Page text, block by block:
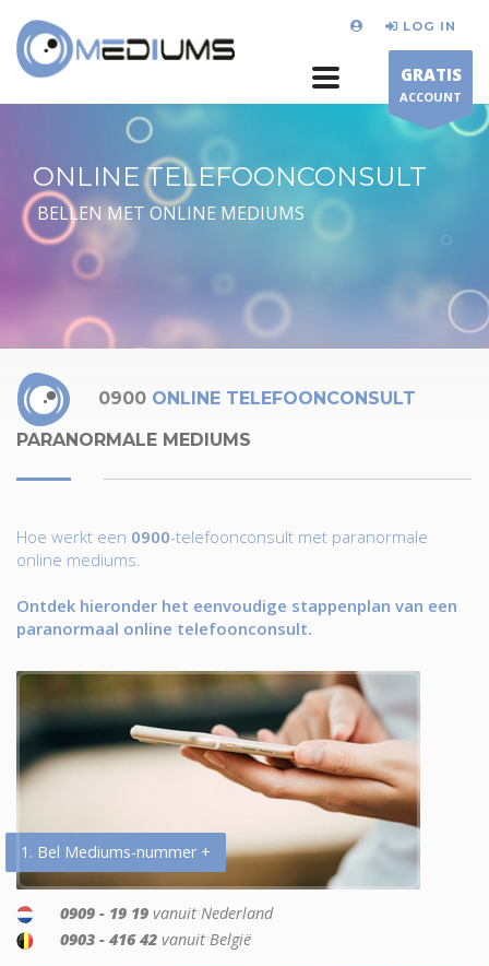
LOG IN
GRATIS
ACCOUNT
ONLINE TELEFOONCONSULT
BELLEN MET ONLINE MEDIUMS
0900 ONLINE TELEFOONCONSULT
PARANORMALE MEDIUMS
Hoe werkt een 0900-telefoonconsult met paranormale
online mediums.
Ontdek hieronder het eenvoudige stappenplan van een
paranormaal online telefoonconsult.
1. Bel Mediums-nummer +
0909 - 19 19 vanuit Nederland
0903 - 416 42 vanuit België